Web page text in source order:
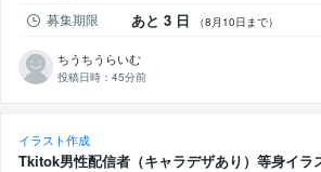
募集期限 あと 3 日 （8月10日まで）
ちうちうらいむ
投稿日時： 45分前
イラスト作成
Tkitok男性配信者（キャラデザあり）等身イラ